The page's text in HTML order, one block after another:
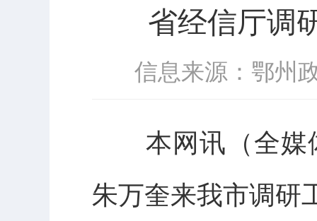
省经信厅调
信息来源：鄂州
本网讯（全媒体
朱万奎来我市调研